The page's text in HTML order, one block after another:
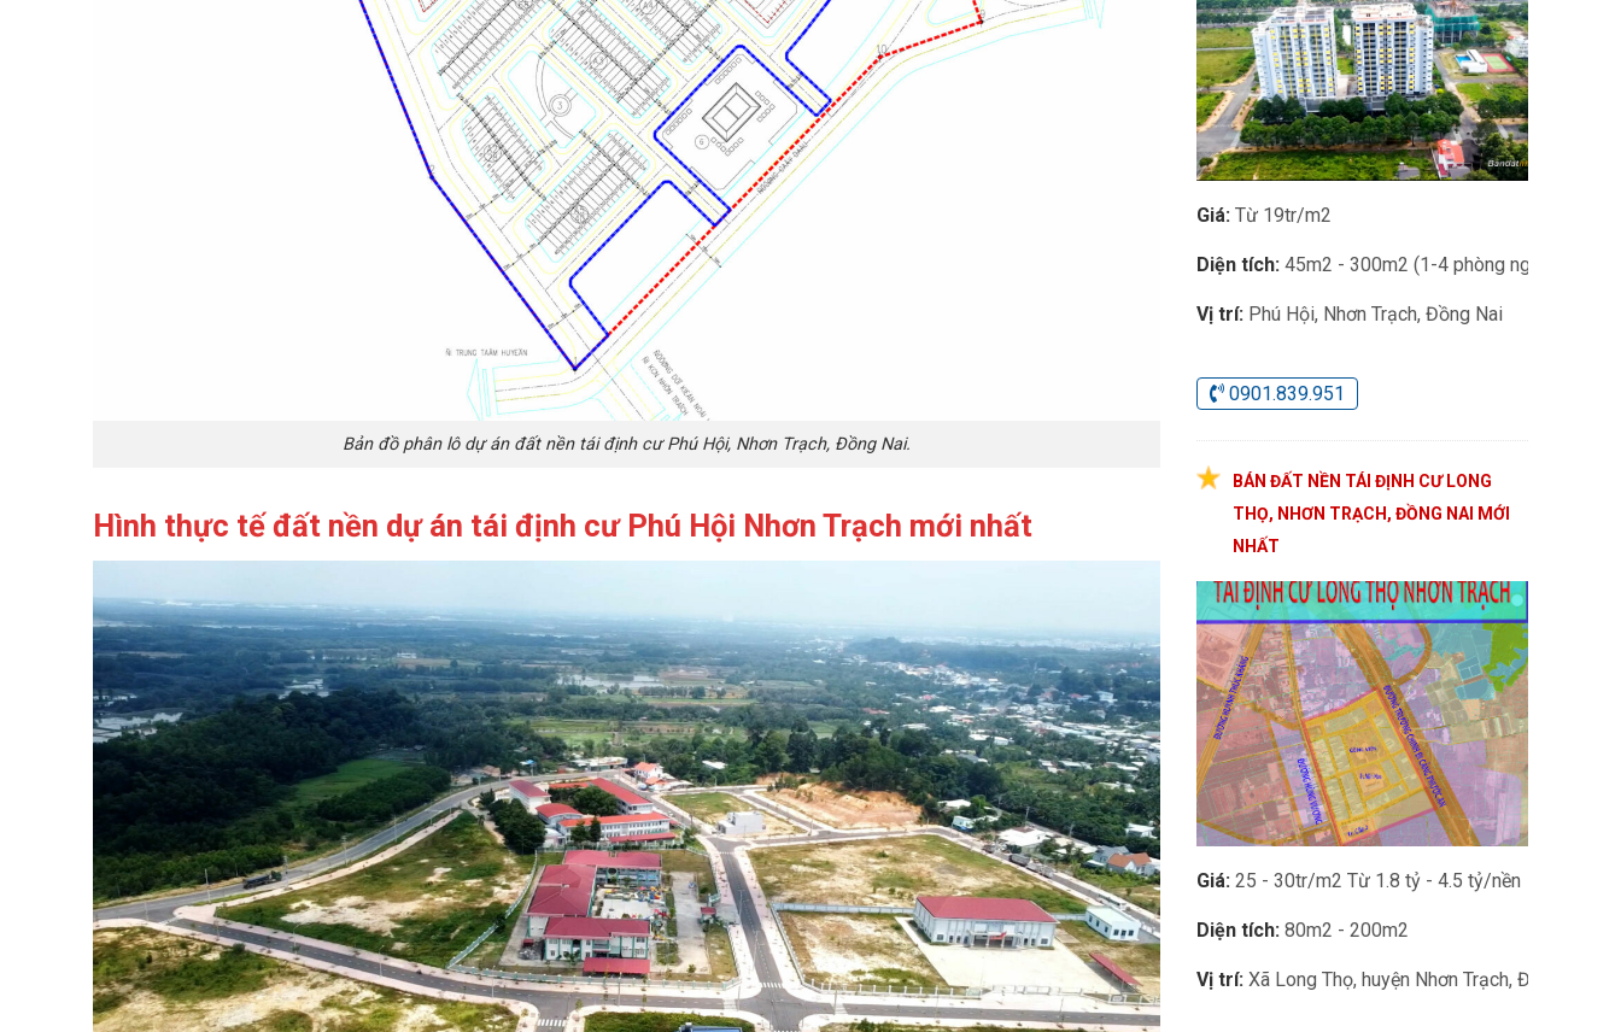
Bản đồ phân lô dự án đất nền tái định cư Phú Hội, Nhơn Trạch, Đồng Nai.
Hình thực tế đất nền dự án tái định cư Phú Hội Nhơn Trạch mới nhất
Giá: Từ 19tr/m2
Diện tích: 45m2 - 300m2 (1-4 phòng ngủ)
Vị trí: Phú Hội, Nhơn Trạch, Đồng Nai
0901.839.951
BÁN ĐẤT NỀN TÁI ĐỊNH CƯ LONG
THỌ, NHƠN TRẠCH, ĐỒNG NAI MỚI
NHẤT
Giá: 25 - 30tr/m2 Từ 1.8 tỷ - 4.5 tỷ/nền
Diện tích: 80m2 - 200m2
Vị trí: Xã Long Thọ, huyện Nhơn Trạch, Đồng Nai